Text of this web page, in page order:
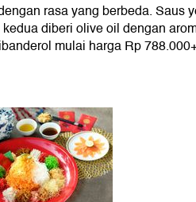
rasa yang berbeda. Saus
diberi olive oil dengan
mulai harga Rp